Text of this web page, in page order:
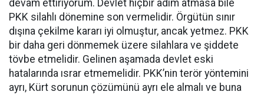
devam ettiriyorum. Devlet hiçbir adım atmasa bile
PKK silahlı dönemine son vermelidir. Örgütün sınır
dışına çekilme kararı iyi olmuştur, ancak yetmez. PKK
bir daha geri dönmemek üzere silahlara ve şiddete
tövbe etmelidir. Gelinen aşamada devlet eski
hatalarında ısrar etmemelidir. PKK’nin terör yöntemini
ayrı, Kürt sorunun çözümünü ayrı ele almalı ve buna